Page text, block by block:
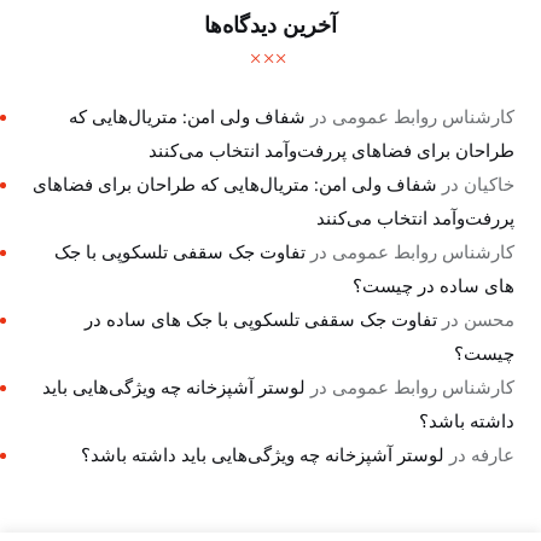
آخرین دیدگاه‌ها
کارشناس روابط عمومی در شفاف ولی امن: متریال‌هایی که
طراحان برای فضاهای پررفت‌وآمد انتخاب می‌کنند
خاکیان در شفاف ولی امن: متریال‌هایی که طراحان برای فضاهای
پررفت‌وآمد انتخاب می‌کنند
کارشناس روابط عمومی درتفاوت جک سقفی تلسکوپی با جک
های ساده در چیست؟
محسن درتفاوت جک سقفی تلسکوپی با جک های ساده در
چیست؟
کارشناس روابط عمومی در لوستر آشپزخانه چه ویژگی‌هایی باید
داشته باشد؟
عارفه در لوستر آشپزخانه چه ویژگی‌هایی باید داشته باشد؟